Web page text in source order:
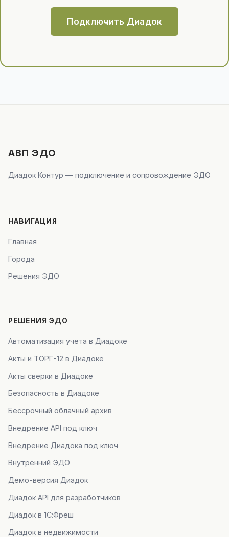
Подключить Диадок
АВП ЭДО
Диадок Контур — подключение и сопровождение ЭДО
НАВИГАЦИЯ
Главная
Города
Решения ЭДО
РЕШЕНИЯ ЭДО
Автоматизация учета в Диадоке
Акты и ТОРГ-12 в Диадоке
Акты сверки в Диадоке
Безопасность в Диадоке
Бессрочный облачный архив
Внедрение API под ключ
Внедрение Диадока под ключ
Внутренний ЭДО
Демо-версия Диадок
Диадок API для разработчиков
Диадок в 1С:Фреш
Диадок в недвижимости